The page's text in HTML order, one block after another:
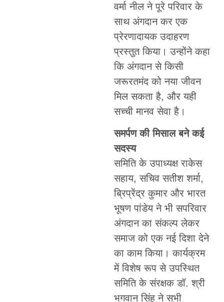
वर्मा नील ने पूरे परिवार के
साथ अंगदान कर एक
प्रेरणादायक उदाहरण
प्रस्तुत किया। उन्होंने कहा
कि अंगदान से किसी
जरूरतमंद को नया जीवन
मिल सकता है, और यही
सच्ची मानव सेवा है।
समर्पण की मिसाल बने कई
सदस्य
समिति के उपाध्यक्ष राकेस
सहाय, सचिव सतीश शर्मा,
ब्रिप्रेंद्र कुमार और भारत
भूषण पांडेय ने भी सपरिवार
अंगदान का संकल्प लेकर
समाज को एक नई दिशा देने
का काम किया। कार्यक्रम
में विशेष रूप से उपस्थित
समिति के संरक्षक डॉ. श्री
भगवान सिंह ने सभी